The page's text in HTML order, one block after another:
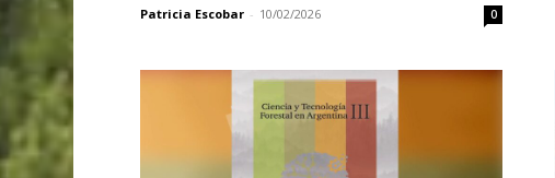
Patricia Escobar - 10/02/2026 0